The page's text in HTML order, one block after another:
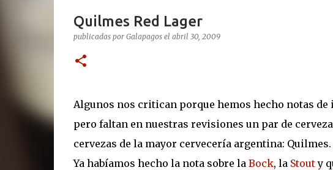
Quilmes Red Lager
publicadas por Galapagos el abril 30, 2009
Algunos nos critican porque hemos hecho notas
pero faltan en nuestras revisiones un par de
cervezas de la mayor cervecería argentina: Quilmes.
Ya habíamos hecho la nota sobre la Bock, la Stouty